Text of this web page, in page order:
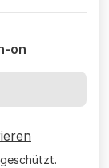
on